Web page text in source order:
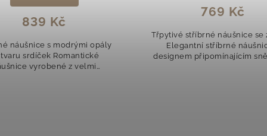
769 Kč
stříbrné náušnice s
připomínajícím sněhovou
či rozkvetlou květinu
479 Kč
Elegantní podélné
zirkony Tyto náušnice
jemný třpyt a něžný šarm,